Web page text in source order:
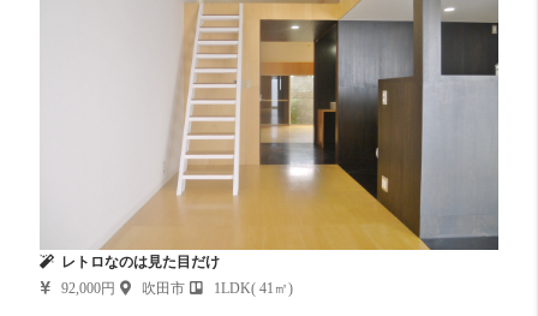
レトロなのは見た目だけ
92,000円
吹田市 1LDK( 41㎡)